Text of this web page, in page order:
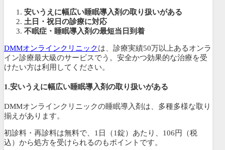
安いうえに幅広い睡眠導入剤の取り扱いがある
土日・祝日の診療に対応
不眠症・睡眠導入剤の最短当日到着
DMMオンラインクリニックは、診療実績50万以上あるオンラ
イン診療最大級のサービスでう。安全かつ効果的な治療を受
けたい方は利用してください。
1.安いうえに幅広い睡眠導入剤の取り扱いがある
DMMオンラインクリニックの睡眠導入剤は、多種多様な取り
揃えがあります。
初診料・再診料は無料で、1日（1錠）あたり、 106円（税
込）から処方を受けられるのもポイントです。